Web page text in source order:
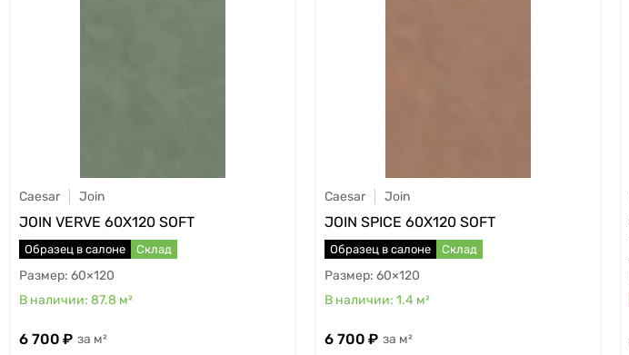
Caesar Join
JOIN VERVE 60X120 SOFT
Образец в салоне Склад
60×120
87.8 м²
6 700 м²
Caesar Join
JOIN SPICE 60X120 SOFT
Образец в салоне Склад
60×120
1.4 м²
6 700 м²